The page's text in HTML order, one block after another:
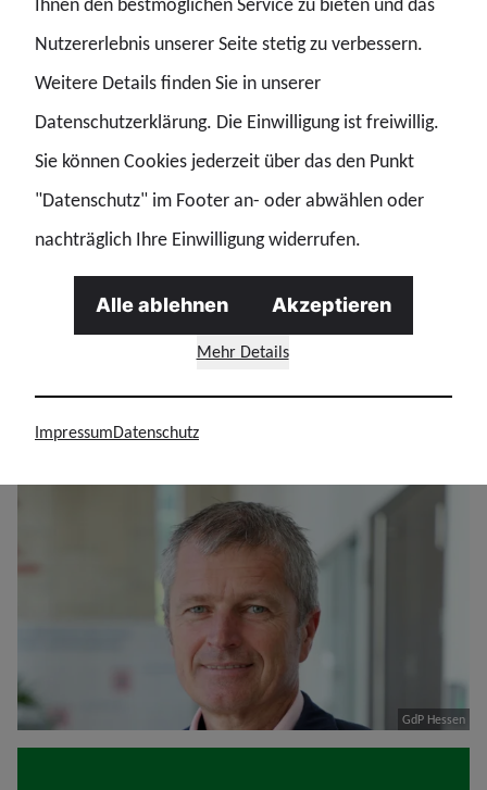
Fallbeispielen und individuelle Perspektivgespräche
vor jeder Maßnahme.
Was ihr jetzt tun könnt:
Sucht Pro-Aktiv das Gespräch um eure Perspektive
darzulegen. Meldet euch bei euren Personalräten/bei
uns, wenn euch Umsetzungen ohne klare, schriftliche
Grundlage oder ohne Zustimmung angekündigt werden.
Dokumentiert Gespräche und hebt schriftliche Zusagen
GdP Hessen
Nutzererlebnis unserer Seite stetig zu verbessern.
Weitere Details finden Sie in unserer
Datenschutzerklärung. Die Einwilligung ist freiwillig.
Sie können Cookies jederzeit über das den Punkt
"Datenschutz" im Footer an- oder abwählen oder
nachträglich Ihre Einwilligung widerrufen.
Mehr Details
Alle ablehnen Akzeptieren
ImpressumDatenschutz